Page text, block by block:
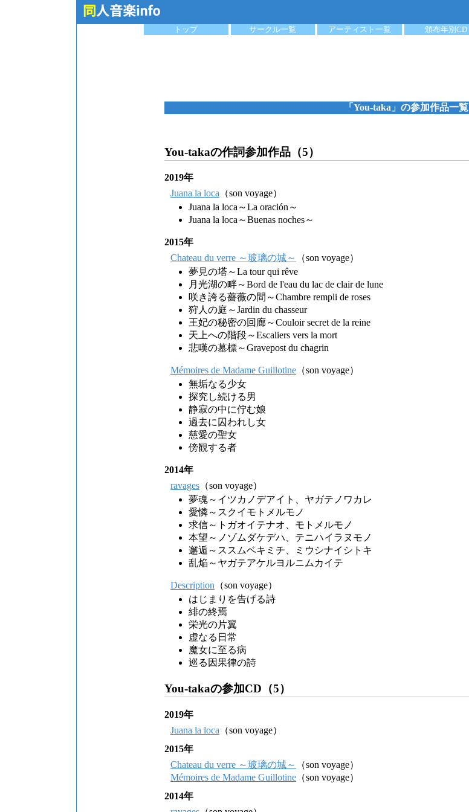
トップ
サークル一覧 アーティスト一覧 頒布年別CD
「You-taka」の参加作品一覧
You-takaの作詞参加作品（5）
2019年
Juana la loca （son voyage）
Juana la loca～La oración～
Juana la loca～Buenas noches～
2015年
Chateau du verre ～玻璃の城～
（son voyage）
夢見の塔～La tour qui rêve
月光湖の畔～Bord de l'eau du lac de clair de lune
咲き誇る薔薇の間～Chambre rempli de roses
狩人の庭～Jardin du chasseur
王妃の秘密の回廊～Couloir secret de la reine
天上への階段～Escaliers vers la mort
悲嘆の墓標～Gravepost du chagrin
Mémoires de Madame Guillotine （son voyage）
無垢なる少女
探究し続ける男
静寂の中に佇む娘
過去に囚われし女
慈愛の聖女
傍観する者
2014年
ravages （son voyage）
夢魂～イツカノデアイト、ヤガテノワカレ
愛憐～スクイモトメルモノ
求信～トガオイテナオ、モトメルモノ
本望～ノゾムダケデハ、テニハイラヌモノ
邂逅～ススムベキミチ、ミウシナイシトキ
乱焔～ヤガテアケルヨルニムカイテ
Description （son voyage）
はじまりを告げる詩
緋の終焉
栄光の片翼
虚なる日常
魔女に至る病
巡る因果律の詩
You-takaの参加CD（5）
2019年
Juana la loca （son voyage）
2015年
Chateau du verre ～玻璃の城～
（son voyage）
Mémoires de Madame Guillotine （son voyage）
2014年